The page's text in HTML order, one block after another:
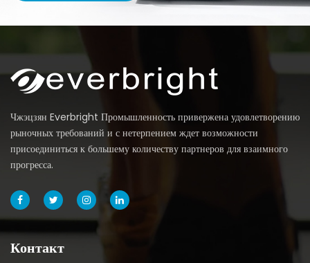
Руководство по тренировкам на наклонной
беговой дорожке: лучшие настройки, планы
и преимущества
наклон Беговая дорожка Тренировка: прямой ответ Тренировка на
Читать далее
Чжэцзян Everbright Промышленность привержена удовлетворению
рыночных требований и с нетерпением ждет возможности
присоединиться к большему количеству партнеров для взаимного
прогресса.
Контакт